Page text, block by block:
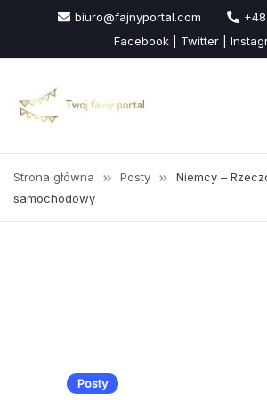
treści
biuro@fajnyportal.com
Facebook | Twitter |
Strona główna Posty
Niemcy –
samochodowy
Posty